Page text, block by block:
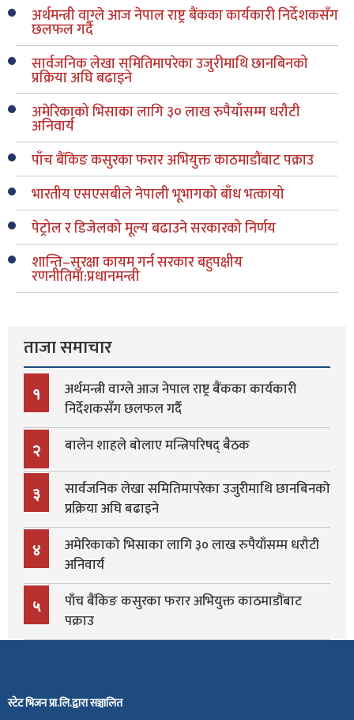
अर्थमन्त्री वाग्ले आज नेपाल राष्ट्र बैंकका कार्यकारी निर्देशकसँग
छलफल गर्दै
सार्वजनिक लेखा समितिमापरेका उजुरीमाथि छानबिनको
प्रक्रिया अघि बढाइने
अमेरिकाको भिसाका लागि ३० लाख रुपैयाँसम्म धरौटी
अनिवार्य
पाँच बैंकिङ कसुरका फरार अभियुक्त काठमाडौंबाट पक्राउ
भारतीय एसएसबीले नेपाली भूभागको बाँध भत्कायो
पेट्रोल र डिजेलको मूल्य बढाउने सरकारको निर्णय
शान्ति–सुरक्षा कायम गर्न सरकार बहुपक्षीय
रणनीतिमा:प्रधानमन्त्री
ताजा समाचार
१
अर्थमन्त्री वाग्ले आज नेपाल राष्ट्र बैंकका कार्यकारी
निर्देशकसँग छलफल गर्दै
२ बालेन शाहले बोलाए मन्त्रिपरिषद् बैठक
३
सार्वजनिक लेखा समितिमापरेका उजुरीमाथि छानबिनको
प्रक्रिया अघि बढाइने
४
अमेरिकाको भिसाका लागि ३० लाख रुपैयाँसम्म धरौटी
अनिवार्य
५
पाँच बैंकिङ कसुरका फरार अभियुक्त काठमाडौंबाट
पक्राउ
स्टेट भिजन प्रा.लि.द्वारा सञ्चालित